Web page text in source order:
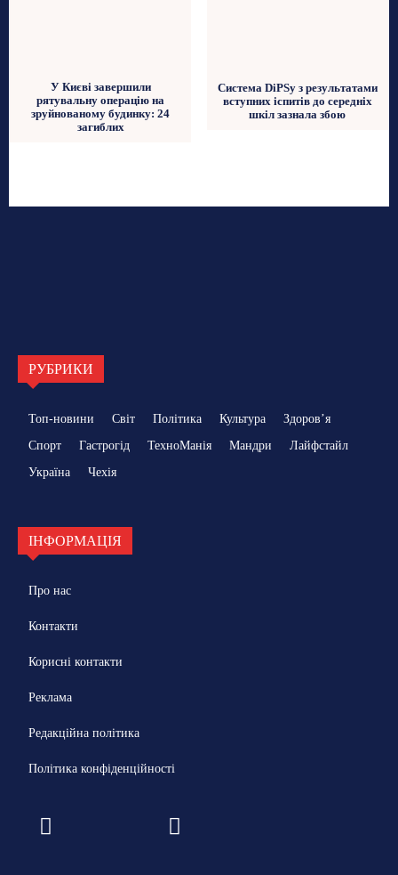
У Києві завершили
рятувальну операцію на
зруйнованому будинку: 24
загиблих
Система DiPSy з результатами
вступних іспитів до середніх
шкіл зазнала збою
РУБРИКИ
Топ-новини Світ Політика Культура
Здоровʼя
Спорт
Гастрогід ТехноМанія Мандри
Лайфстайл
Україна
Чехія
ІНФОРМАЦІЯ
Про нас
Контакти
Корисні контакти
Реклама
Редакційна політика
Політика конфіденційності